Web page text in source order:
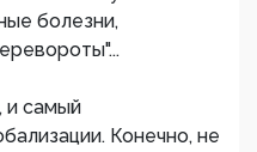
болезни,
и самый
Конечно, не